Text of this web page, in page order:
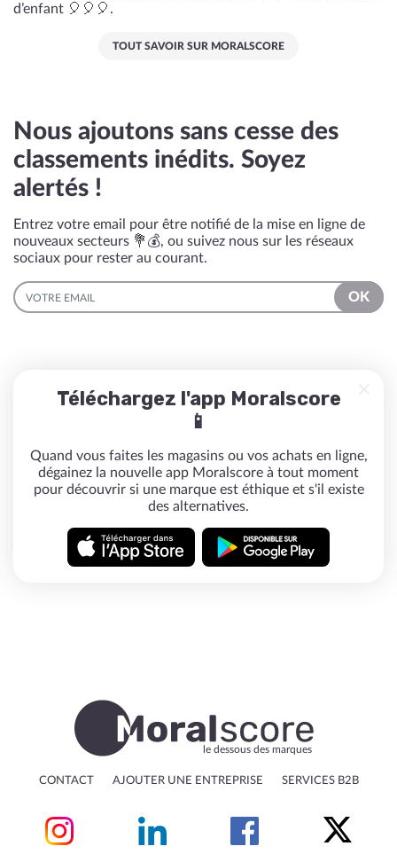
d’enfant 🎈🎈🎈.
TOUT SAVOIR SUR MORALSCORE
Nous ajoutons sans cesse des
classements inédits. Soyez
alertés !
Entrez votre email pour être notifié de la mise en ligne de
nouveaux secteurs 💐💰, ou suivez nous sur les réseaux
sociaux pour rester au courant.
EMAIL
OK
Téléchargez l'app Moralscore
📱
Quand vous faites les magasins ou vos achats en ligne,
dégainez la nouvelle app Moralscore à tout moment
pour découvrir si une marque est éthique et s'il existe
des alternatives.
le dessous des marques
CONTACT AJOUTER UNE ENTREPRISE SERVICES B2B